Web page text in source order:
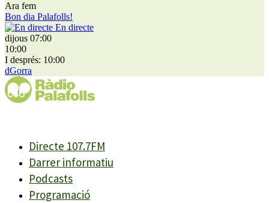
Ara fem
Bon dia Palafolls!
En directe
dijous 07:00
10:00
I després: 10:00
dGorra
Directe 107.7FM
Darrer informatiu
Podcasts
Programació